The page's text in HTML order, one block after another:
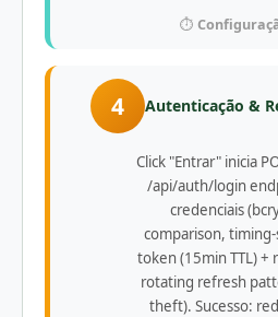
⏱️
4 Autenticação &
Click "Entrar" inicia
/api/auth/login
credenciais
comparison, timing-
token (15min TTL) +
rotating refresh
theft). Sucesso: